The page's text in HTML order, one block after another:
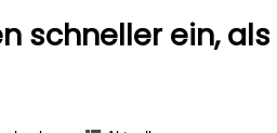
schneller ein, als